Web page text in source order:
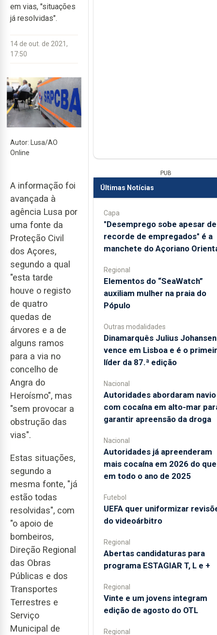
em vias, "situações
já resolvidas".
14 de out. de 2021,
17:50
Autor: Lusa/AO
Online
A informação foi
avançada à
agência Lusa por
uma fonte da
Proteção Civil
dos Açores,
segundo a qual
"esta tarde
houve o registo
de quatro
quedas de
árvores e a de
alguns ramos
para a via no
concelho de
Angra do
Heroísmo", mas
"sem provocar a
obstrução das
vias".
Estas situações,
segundo a
mesma fonte, "já
estão todas
resolvidas", com
"o apoio de
bombeiros,
Direção Regional
das Obras
Públicas e dos
Transportes
Terrestres e
Serviço
Municipal de
PUB
Últimas Notícias
Capa
"Desemprego sobe apesar de
recorde de empregados" é a
manchete do Açoriano
Regional
​Elementos do “SeaWatch”
auxiliam mulher na praia do
Pópulo
Outras modalidades
Dinamarquês Julius Johansen
vence em Lisboa e é o
líder da 87.ª edição
Nacional
Autoridades abordaram navio
com cocaína em alto-mar
garantir apreensão da droga
Nacional
Autoridades já apreenderam
mais cocaína em 2026 do que
em todo o ano de 2025
Futebol
UEFA quer uniformizar
do videoárbitro
Regional
Abertas candidaturas para
programa ESTAGIAR T, L e +
Regional
Vinte e um jovens integram
edição de agosto do OTL
Regional